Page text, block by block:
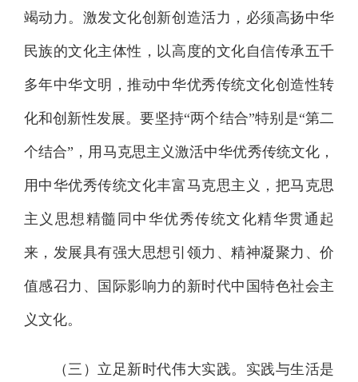
竭动力。激发文化创新创造活力，必须高扬中华
民族的文化主体性，以高度的文化自信传承五千
多年中华文明，推动中华优秀传统文化创造性转
化和创新性发展。要坚持“两个结合”特别是“第二
个结合”，用马克思主义激活中华优秀传统文化，
用中华优秀传统文化丰富马克思主义，把马克思
主义思想精髓同中华优秀传统文化精华贯通起
来，发展具有强大思想引领力、精神凝聚力、价
值感召力、国际影响力的新时代中国特色社会主
义文化。
（三）立足新时代伟大实践。实践与生活是